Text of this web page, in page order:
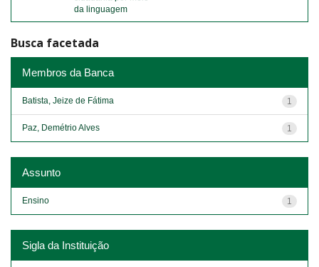
da linguagem
Busca facetada
Membros da Banca
1
Batista, Jeize de Fátima
1
Paz, Demétrio Alves
Assunto
1
Ensino
Sigla da Instituição